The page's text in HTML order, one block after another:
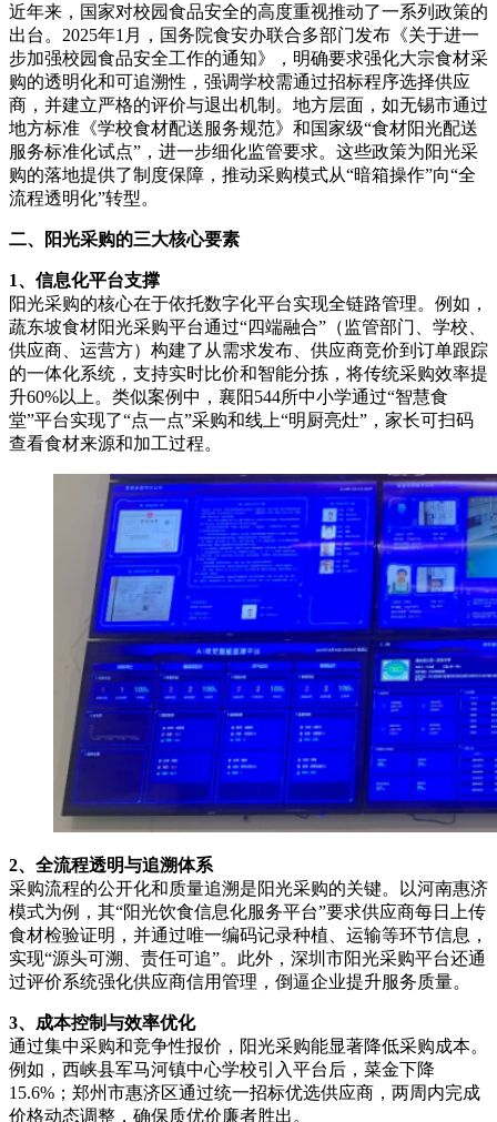
近年来，国家对校园食品安全的高度重视推动了一系列政策的
出台。2025年1月，国务院食安办联合多部门发布《关于进一
步加强校园食品安全工作的通知》，明确要求强化大宗食材采
购的透明化和可追溯性，强调学校需通过招标程序选择供应
商，并建立严格的评价与退出机制。地方层面，如无锡市通过
地方标准《学校食材配送服务规范》和国家级“食材阳光配送
服务标准化试点”，进一步细化监管要求。这些政策为阳光采
购的落地提供了制度保障，推动采购模式从“暗箱操作”向“全
流程透明化”转型。
二、阳光采购的三大核心要素
1、 信息化平台支撑
阳光采购的核心在于依托数字化平台实现全链路管理。例如，
蔬东坡食材阳光采购平台通过“四端融合”（监管部门、学校、
供应商、运营方）构建了从需求发布、供应商竞价到订单跟踪
的一体化系统，支持实时比价和智能分拣，将传统采购效率提
升60%以上。类似案例中，襄阳544所中小学通过“智慧食
堂”平台实现了“点一点”采购和线上“明厨亮灶”，家长可扫码
查看食材来源和加工过程。
2、 全流程透明与追溯体系
采购流程的公开化和质量追溯是阳光采购的关键。以河南惠济
模式为例，其“阳光饮食信息化服务平台”要求供应商每日上传
食材检验证明，并通过唯一编码记录种植、运输等环节信息，
实现“源头可溯、责任可追”。此外，深圳市阳光采购平台还通
过评价系统强化供应商信用管理，倒逼企业提升服务质量。
3、 成本控制与效率优化
通过集中采购和竞争性报价，阳光采购能显著降低采购成本。
例如，西峡县军马河镇中心学校引入平台后，菜金下降
15.6%；郑州市惠济区通过统一招标优选供应商，两周内完成
价格动态调整，确保质优价廉者胜出。